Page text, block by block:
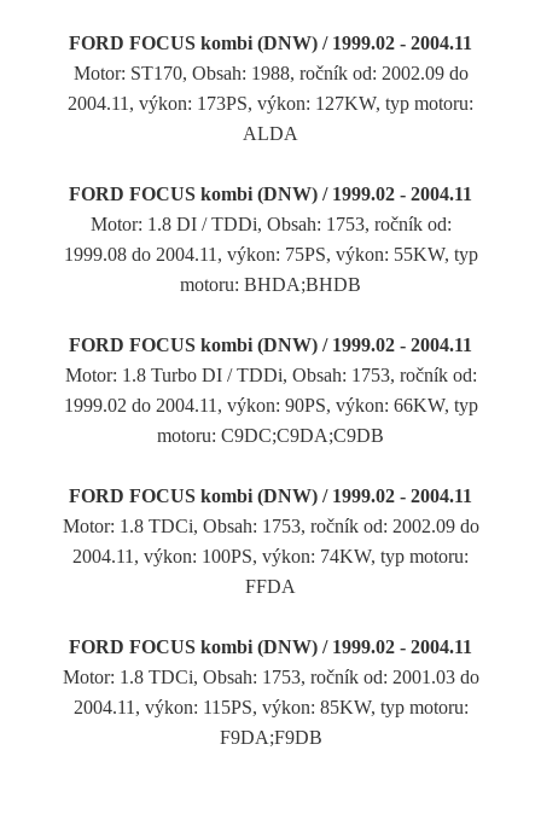
FORD FOCUS kombi (DNW) / 1999.02 - 2004.11
Motor: ST170, Obsah: 1988, ročník od: 2002.09 do
2004.11, výkon: 173PS, výkon: 127KW, typ motoru:
ALDA
FORD FOCUS kombi (DNW) / 1999.02 - 2004.11
Motor: 1.8 DI / TDDi, Obsah: 1753, ročník od:
1999.08 do 2004.11, výkon: 75PS, výkon: 55KW, typ
motoru: BHDA;BHDB
FORD FOCUS kombi (DNW) / 1999.02 - 2004.11
Motor: 1.8 Turbo DI / TDDi, Obsah: 1753, ročník od:
1999.02 do 2004.11, výkon: 90PS, výkon: 66KW, typ
motoru: C9DC;C9DA;C9DB
FORD FOCUS kombi (DNW) / 1999.02 - 2004.11
Motor: 1.8 TDCi, Obsah: 1753, ročník od: 2002.09 do
2004.11, výkon: 100PS, výkon: 74KW, typ motoru:
FFDA
FORD FOCUS kombi (DNW) / 1999.02 - 2004.11
Motor: 1.8 TDCi, Obsah: 1753, ročník od: 2001.03 do
2004.11, výkon: 115PS, výkon: 85KW, typ motoru:
F9DA;F9DB